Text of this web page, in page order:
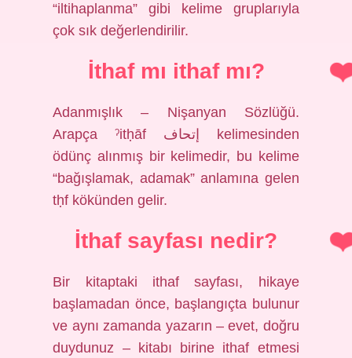
“iltihaplanma” gibi kelime gruplarıyla
çok sık değerlendirilir.
İthaf mı ithaf mı?
Adanmışlık – Nişanyan Sözlüğü.
Arapça ˀitḥāf إتحاف kelimesinden
ödünç alınmış bir kelimedir, bu kelime
“bağışlamak, adamak” anlamına gelen
tḥf kökünden gelir.
İthaf sayfası nedir?
Bir kitaptaki ithaf sayfası, hikaye
başlamadan önce, başlangıçta bulunur
ve aynı zamanda yazarın – evet, doğru
duydunuz – kitabı birine ithaf etmesi